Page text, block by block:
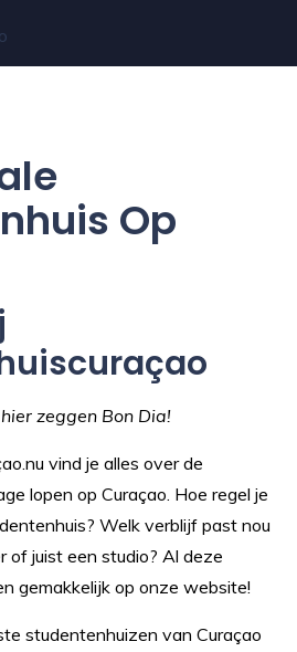
Op
zeggen Bon Dia!
vind je alles over de
lopen op Curaçao. Hoe regel je
Welk verblijf past nou
of juist een studio? Al deze
gemakkelijk op onze website!
studentenhuizen van Curaçao